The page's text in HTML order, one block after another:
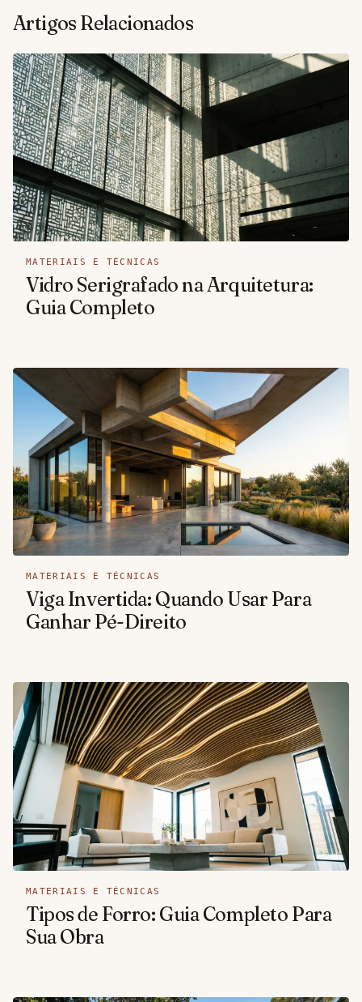
Artigos Relacionados
MATERIAIS E TÉCNICAS
Vidro Serigrafado na Arquitetura:
Guia Completo
MATERIAIS E TÉCNICAS
Viga Invertida: Quando Usar Para
Ganhar Pé-Direito
MATERIAIS E TÉCNICAS
Tipos de Forro: Guia Completo Para
Sua Obra